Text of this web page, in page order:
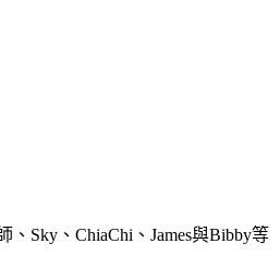
、Sky、 ChiaChi 、James與Bibby等